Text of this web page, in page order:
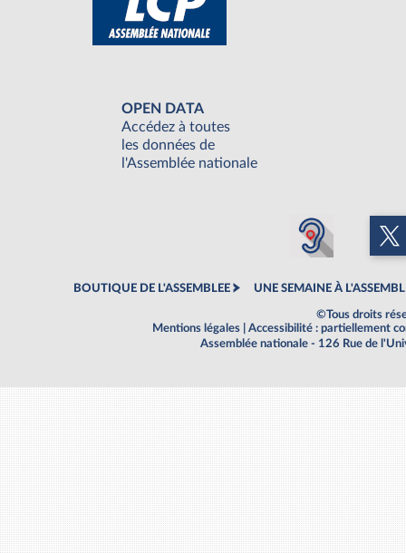
OPEN DATA
Accédez à toutes
les données de
l'Assemblée nationale
BOUTIQUE DE L'ASSEMBLEE UNE SEMAINE À
©Tous droits
Mentions légales
Accessibilité : partiellement
Assemblée nationale - 126 Rue de